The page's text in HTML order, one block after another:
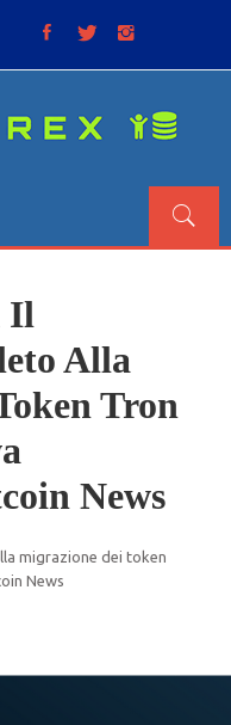
Il
Alla
Tron
News
migrazione dei token
News